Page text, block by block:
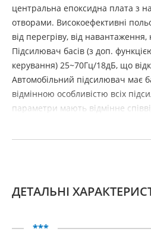
центральна епоксидна плата з
отворами. Високоефективні
від перегріву, від
Підсилювач басів (з доп.
керування) 25~70Гц/18дБ, що
Автомобільний підсилювач має
відмінною особливістю всіх
параметри мають відмінне
ДЕТАЛЬНІ
***